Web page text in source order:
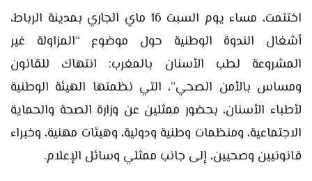
اختتمت، مساء يوم السبت 16 ماي الجاري بمدينة الرباط،
أشغال الندوة الوطنية حول موضوع “المزاولة غير
المشروعة لطب الأسنان بالمغرب: انتهاك للقانون
ومساس بالأمن الصحي”، التي نظمتها الهيئة الوطنية
لأطباء الأسنان، بحضور ممثلين عن وزارة الصحة والحماية
الاجتماعية، ومنظمات وطنية ودولية، وهيئات مهنية، وخبراء
قانونيين وصحيين، إلى جانب ممثلي وسائل الإعلام.